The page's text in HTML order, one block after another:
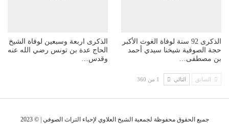
الذكرى 92 سنة لوفاة الغوث الأكبر
شيخنا سيدي أحمد
الذكرى اربعة وسبعين لوفاة الشيخ
الحاج عدة بن تونس رضي الله عنه
وقدس…
التالي 1 من 360
جميع الحقوق محفوظة لجمعية الشيخ العلاوي لإحياء التراث الصوفي | © 2023